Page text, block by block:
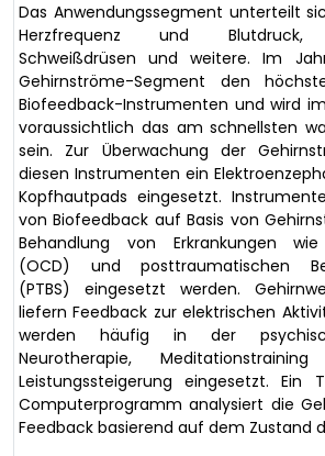
Das Anwendungssegment unterteilt
Herzfrequenz und Blutdruck,
Schweißdrüsen und weitere. Im
Gehirnströme-Segment den
Biofeedback-Instrumenten und wird
voraussichtlich das am schnellsten
sein. Zur Überwachung der
diesen Instrumenten ein
Kopfhautpads eingesetzt.
von Biofeedback auf Basis von
Behandlung von Erkrankungen wie
(OCD) und posttraumatischen
(PTBS) eingesetzt werden.
liefern Feedback zur elektrischen
werden häufig in der
Neurotherapie,
Leistungssteigerung eingesetzt. Ein
Computerprogramm analysiert die
Feedback basierend auf dem Zustand